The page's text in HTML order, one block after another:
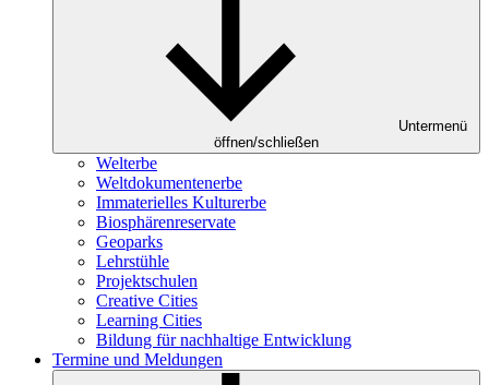
Untermenü
öffnen/schließen
Welterbe
Weltdokumentenerbe
Immaterielles Kulturerbe
Biosphärenreservate
Geoparks
Lehrstühle
Projektschulen
Creative Cities
Learning Cities
Bildung für nachhaltige Entwicklung
Termine und Meldungen